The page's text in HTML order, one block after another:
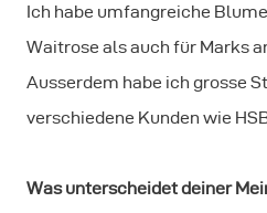
Ich habe umfangreiche
Waitrose als auch für Marks
Ausserdem habe ich grosse
verschiedene Kunden wie
Was unterscheidet deiner